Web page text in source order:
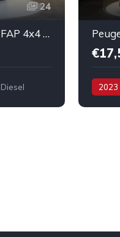
24
Renault Koleos 2.0 dCi FAP 4x4 Luxe
Diesel 2023